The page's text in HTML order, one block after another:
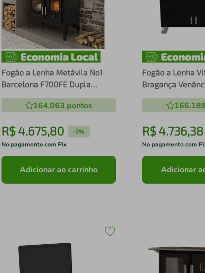
Fogão a Lenha Metávila No1
Barcelona F700FE Dupla
Combustão - Saída Lado
Esquerdo164.063 pontos
R$ 4.675,80 -5%
No pagamento com Pix
Adicionar ao carrinho
Fogão a Lenha
Bragança
Gabinete Saída
R$4.736,38
No pagamento com
Adicionar